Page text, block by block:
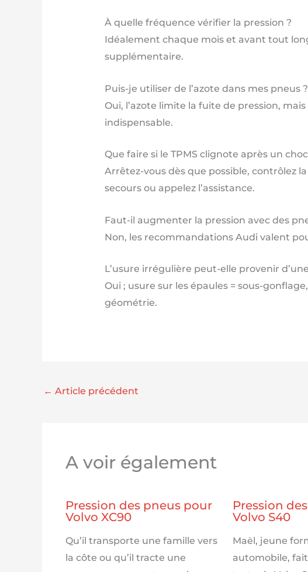
À quelle fréquence vérifier la pression ?
Idéalement chaque mois et avant tout
supplémentaire.
Puis-je utiliser de l’azote dans mes pneus ?
Oui, l’azote limite la fuite de pression,
indispensable.
Que faire si le TPMS clignote après un
Arrêtez-vous dès que possible, contrôlez
secours ou appelez l’assistance.
Faut-il augmenter la pression avec des
Non, les recommandations Audi valent
L’usure irrégulière peut-elle provenir
Oui ; usure sur les épaules = sous-
géométrie.
← Article précédent
A voir également
Pression des pneus pour
Volvo XC90
Qu’il transporte une famille vers
la côte ou qu’il tracte une
Pression
Volvo S40
Maël, jeune
automobile,